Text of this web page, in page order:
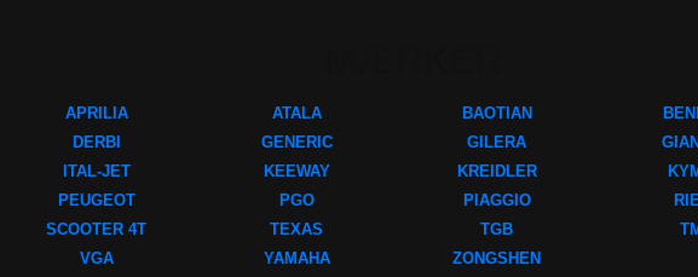
APRILIA
DERBI
ITAL-JET
PEUGEOT
SCOOTER 4T
VGA
ATALA
GENERIC
KEEWAY
PGO
TEXAS
YAMAHA
BAOTIAN
GILERA
KREIDLER
PIAGGIO
TGB
ZONGSHEN